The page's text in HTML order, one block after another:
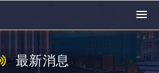
最新消息